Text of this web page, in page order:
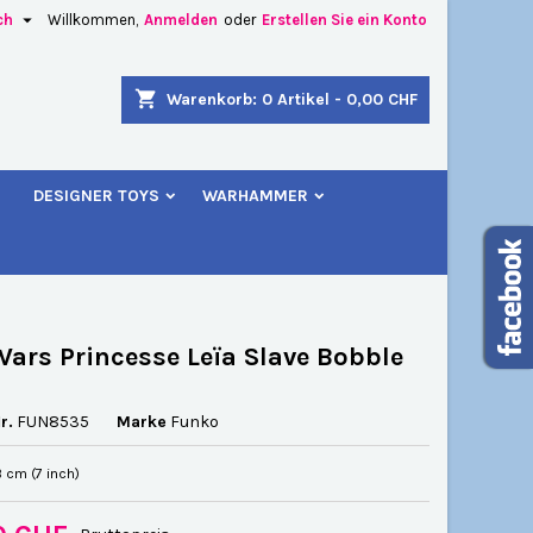
Willkommen, Anmelden oder Erstellen Sie ein Konto

shopping_cart Warenkorb: 0 Artikel - 0,00 CHF
DESIGNER TOYS WARHAMMER
Princesse Leïa Slave Bobble
FUN8535 Marke Funko
cm (7 inch)